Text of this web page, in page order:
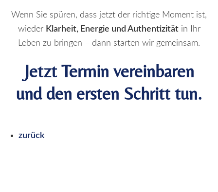
Wenn Sie spüren, dass jetzt der richtige Moment ist,
wieder Klarheit, Energie und Authentizitätin Ihr
Leben zu bringen – dann starten wir gemeinsam.
Jetzt Termin vereinbaren
und den ersten Schritt tun.
zurück